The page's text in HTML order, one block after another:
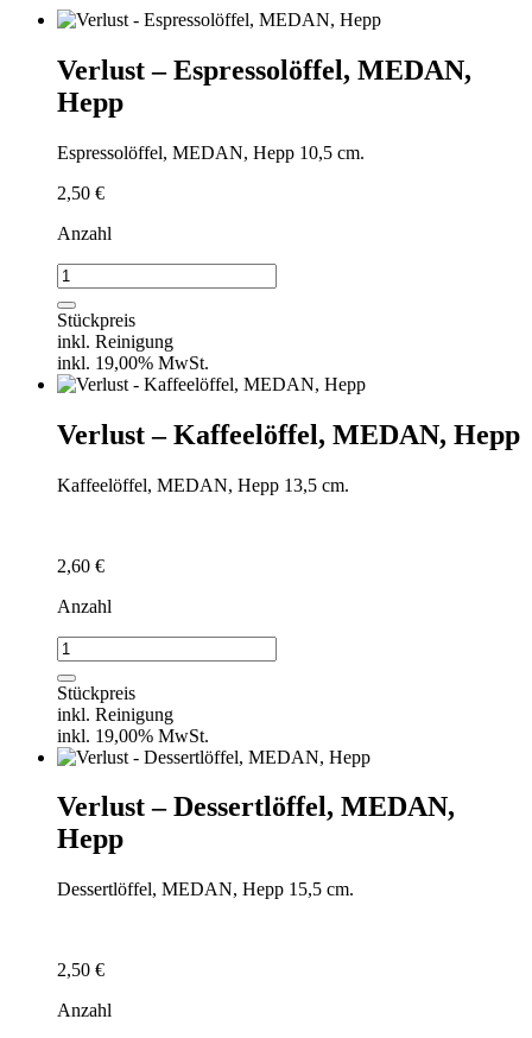
Verlust – Espressolöffel, MEDAN,
Hepp
Espressolöffel, MEDAN, Hepp 10,5 cm.
2,50 €
Anzahl
Verlust
-
Espressolöffel,
MEDAN,
Hepp
Menge
Stückpreis
inkl. Reinigung
inkl. 19,00% MwSt.
Verlust – Kaffeelöffel, MEDAN, Hepp
Kaffeelöffel, MEDAN, Hepp 13,5 cm.
2,60 €
Anzahl
Verlust
-
Kaffeelöffel,
MEDAN,
Hepp
Menge
Stückpreis
inkl. Reinigung
inkl. 19,00% MwSt.
Verlust – Dessertlöffel, MEDAN,
Hepp
Dessertlöffel, MEDAN, Hepp 15,5 cm.
2,50 €
Anzahl